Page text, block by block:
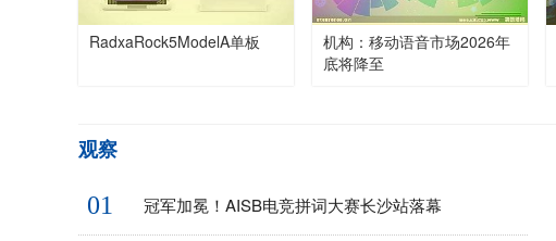
RadxaRock5ModelA单板
机构：移动语音市场2026年
底将降至
观察
01 冠军加冕！AISB电竞拼词大赛长沙站落幕